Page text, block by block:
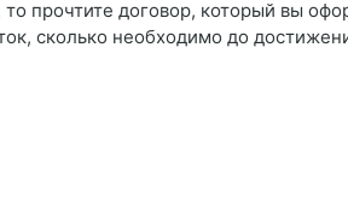
прочтите договор, который вы
сколько необходимо до